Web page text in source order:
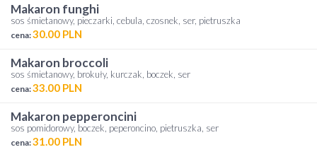
makaron funghi
sos śmietanowy, pieczarki, cebula, czosnek, ser, pietruszka
cena:30.00 PLN
makaron broccoli
sos śmietanowy, brokuły, kurczak, boczek, ser
cena:33.00 PLN
makaron pepperoncini
sos pomidorowy, boczek, peperoncino, pietruszka, ser
cena:31.00 PLN